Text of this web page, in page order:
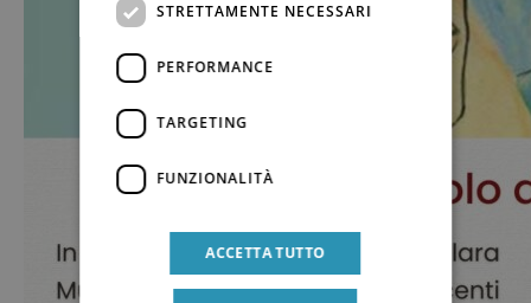
STRETTAMENTE NECESSARI
PERFORMANCE
TARGETING
FUNZIONALITÀ
ACCETTA TUTTO